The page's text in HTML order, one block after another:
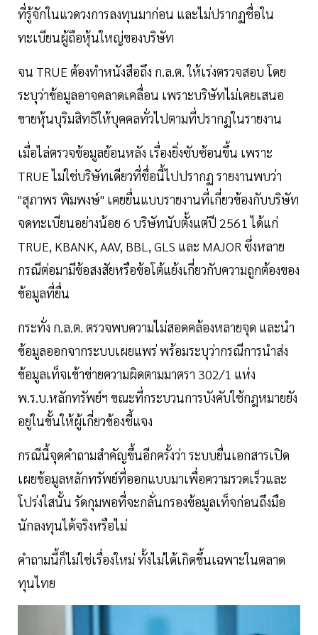
ที่รู้จักในแวดวงการลงทุนมาก่อน และไม่ปรากฏชื่อใน
ทะเบียนผู้ถือหุ้นใหญ่ของบริษัท
จน TRUE ต้องทำหนังสือถึง ก.ล.ต. ให้เร่งตรวจสอบ โดย
ระบุว่าข้อมูลอาจคลาดเคลื่อน เพราะบริษัทไม่เคยเสนอ
ขายหุ้นบุริมสิทธิให้บุคคลทั่วไปตามที่ปรากฏในรายงาน
เมื่อไล่ตรวจข้อมูลย้อนหลัง เรื่องยิ่งซับซ้อนขึ้น เพราะ
TRUE ไม่ใช่บริษัทเดียวที่ชื่อนี้ไปปรากฏ รายงานพบว่า
"สุภาพร พิมพงษ์" เคยยื่นแบบรายงานที่เกี่ยวข้องกับบริษัท
จดทะเบียนอย่างน้อย 6 บริษัทนับตั้งแต่ปี 2561 ได้แก่
TRUE, KBANK, AAV, BBL, GLS และ MAJOR ซึ่งหลาย
กรณีต่อมามีข้อสงสัยหรือข้อโต้แย้งเกี่ยวกับความถูกต้องของ
ข้อมูลที่ยื่น
กระทั่ง ก.ล.ต. ตรวจพบความไม่สอดคล้องหลายจุด และนำ
ข้อมูลออกจากระบบเผยแพร่ พร้อมระบุว่ากรณีการนำส่ง
ข้อมูลเท็จเข้าข่ายความผิดตามมาตรา 302/1 แห่ง
พ.ร.บ.หลักทรัพย์ฯ ขณะที่กระบวนการบังคับใช้กฎหมายยัง
อยู่ในขั้นให้ผู้เกี่ยวข้องชี้แจง
กรณีนี้จุดคำถามสำคัญขึ้นอีกครั้งว่า ระบบยื่นเอกสารเปิด
เผยข้อมูลหลักทรัพย์ที่ออกแบบมาเพื่อความรวดเร็วและ
โปร่งใสนั้น รัดกุมพอที่จะกลั่นกรองข้อมูลเท็จก่อนถึงมือ
นักลงทุนได้จริงหรือไม่
คำถามนี้ก็ไม่ใช่เรื่องใหม่ ทั้งไม่ได้เกิดขึ้นเฉพาะในตลาด
ทุนไทย